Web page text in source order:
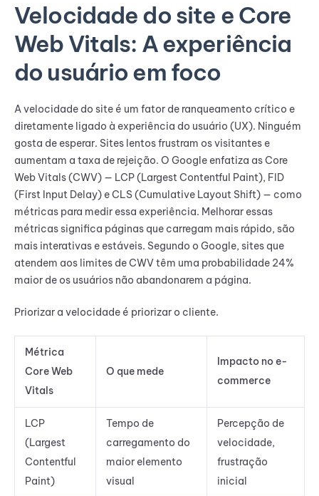
Velocidade do site e Core
Web Vitals: A experiência
do usuário em foco
A velocidade do site é um fator de ranqueamento crítico e
diretamente ligado à experiência do usuário (UX). Ninguém
gosta de esperar. Sites lentos frustram os visitantes e
aumentam a taxa de rejeição. O Google enfatiza as Core
Web Vitals (CWV) — LCP (Largest Contentful Paint), FID
(First Input Delay) e CLS (Cumulative Layout Shift) — como
métricas para medir essa experiência. Melhorar essas
métricas significa páginas que carregam mais rápido, são
mais interativas e estáveis. Segundo o Google, sites que
atendem aos limites de CWV têm uma probabilidade 24%
maior de os usuários não abandonarem a página.
Priorizar a velocidade é priorizar o cliente.
Métrica
Core Web
Vitals
O que mede
Impacto no e-
commerce
LCP
(Largest
Contentful
Paint)
Tempo de
carregamento do
maior elemento
visual
Percepção de
velocidade,
frustração
inicial